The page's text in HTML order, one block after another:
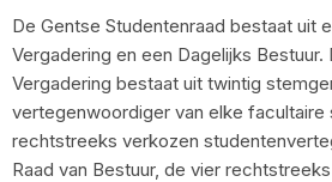
De Gentse Studentenraad bestaat uit
Vergadering en een Dagelijks Bestuur.
Vergadering bestaat uit twintig
vertegenwoordiger van elke facultaire
rechtstreeks verkozen
Raad van Bestuur, de vier